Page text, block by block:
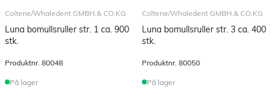
Coltene/Whaledent GMBH.& CO.KG
Luna bomullsruller str. 1 ca. 900
stk.
Produktnr. 80048
På lager
Coltene/Whaledent GMBH.& CO.KG
Luna bomullsruller str. 3 ca. 400
stk.
Produktnr. 80050
På lager